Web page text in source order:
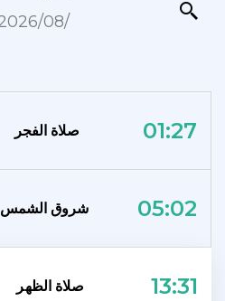
07‏/08‏/2026
صلاة الفجر 01:27
شروق الشمس 05:02
صلاة الظهر 13:31